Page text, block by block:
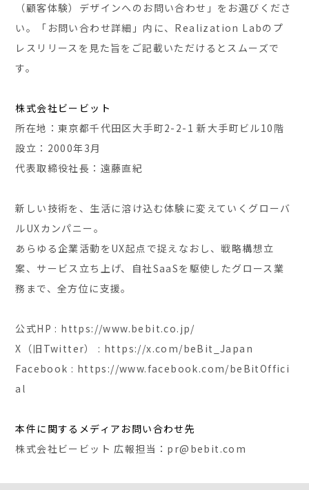
（顧客体験）デザインへのお問い合わせ」をお選びくださ
い。「お問い合わせ詳細」内に、Realization Labのプ
レスリリースを見た旨をご記載いただけるとスムーズで
す。
株式会社ビービット
所在地：東京都千代田区大手町2-2-1 新大手町ビル10階
設立：2000年3月
代表取締役社長：遠藤直紀
新しい技術を、生活に溶け込む体験に変えていくグローバ
ルUXカンパニー。
あらゆる企業活動をUX起点で捉えなおし、戦略構想立
案、サービス立ち上げ、自社SaaSを駆使したグロース業
務まで、全方位に支援。
公式HP : https://www.bebit.co.jp/
X（旧Twitter） : https://x.com/beBit_Japan
Facebook : https://www.facebook.com/beBitOffici
al
本件に関するメディアお問い合わせ先
株式会社ビービット 広報担当：pr@bebit.com